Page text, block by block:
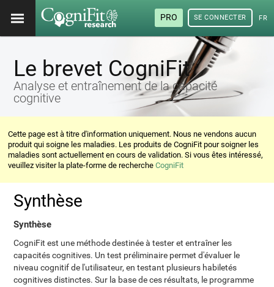
PRO SE CONNECTER
Le brevet CogniFit
Analyse et entraînement de la capacité
cognitive
Cette page est à titre d'information uniquement. Nous ne vendons aucun
produit qui soigne les maladies. Les produits de CogniFit pour soigner les
maladies sont actuellement en cours de validation. Si vous êtes intéressé,
veuillez visiter la plate-forme de rechercheCogniFit
Synthèse
Synthèse
CogniFit est une méthode destinée à tester et entraîner les
capacités cognitives. Un test préliminaire permet d'évaluer le
niveau cognitif de l'utilisateur, en testant plusieurs habiletés
cognitives distinctes. Sur la base de ces résultats, le programme